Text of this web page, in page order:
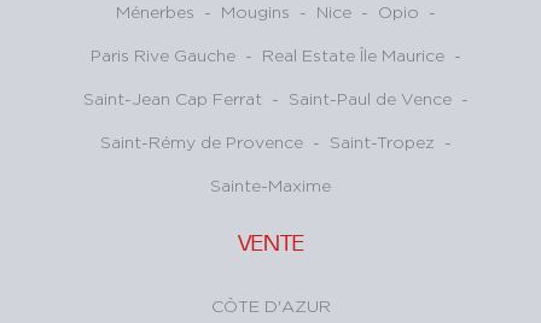
VENTE
CÔTE D'AZUR
Ménerbes - Mougins - Nice - Opio -
Paris Rive Gauche - Real Estate Île Maurice -
Saint-Jean Cap Ferrat - Saint-Paul de Vence -
Saint-Rémy de Provence - Saint-Tropez -
Sainte-Maxime